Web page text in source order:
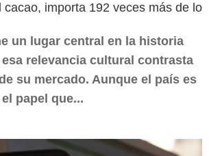
cacao, importa 192 veces más de lo
un lugar central en la historia
relevancia cultural contrasta
su mercado. Aunque el país es
papel que...